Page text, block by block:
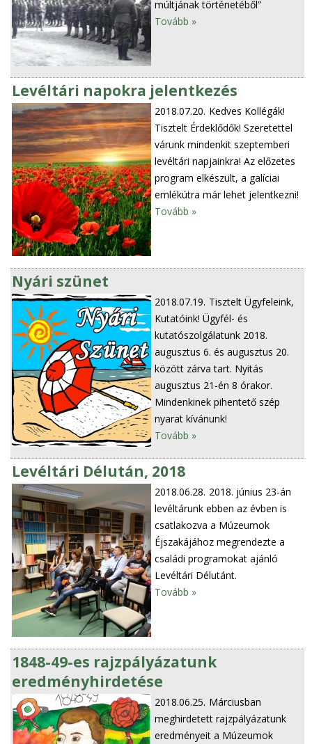
múltjának történetéből”
Tovább »
Levéltári napokra jelentkezés
2018.07.20. Kedves Kollégák!
Tisztelt Érdeklődők! Szeretettel
várunk mindenkit szeptemberi
levéltári napjainkra! Az előzetes
program elkészült, a galíciai
emlékútra már lehet jelentkezni!
Tovább »
Nyári szünet
2018.07.19. Tisztelt Ügyfeleink,
Kutatóink! Ügyfél- és
kutatószolgálatunk 2018.
augusztus 6. és augusztus 20.
között zárva tart. Nyitás
augusztus 21-én 8 órakor.
Mindenkinek pihentető szép
nyarat kívánunk!
Tovább »
Levéltári Délután, 2018
2018.06.28. 2018. június 23-án
levéltárunk ebben az évben is
csatlakozva a Múzeumok
Éjszakájához megrendezte a
családi programokat ajánló
Levéltári Délutánt.
Tovább »
1848-49-es rajzpályázatunk
eredményhirdetése
2018.06.25. Márciusban
meghirdetett rajzpályázatunk
eredményeit a Múzeumok